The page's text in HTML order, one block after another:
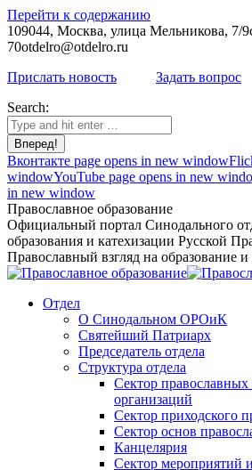
Перейти к содержанию
109044, Москва, улица Мельникова, 7/
70otdelro@otdelro.ru
Прислать новость
Задать вопрос
Search:
Вконтакте page opens in new window
windowYouTube page opens in new
in new window
Православное образование
Официальный портал Синодального
образования и катехизации Русской
Православный взгляд на образование
Отдел
О Синодальном ОРОиК
Святейший Патриарх
Председатель отдела
Структура отдела
Сектор
организаций
Сектор приходского
Сектор основ
Канцелярия
Сектор мероприятий